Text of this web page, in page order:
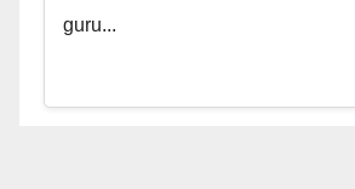
guru...